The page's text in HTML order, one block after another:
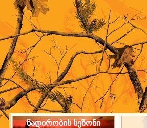
ნადირობის სეზონი